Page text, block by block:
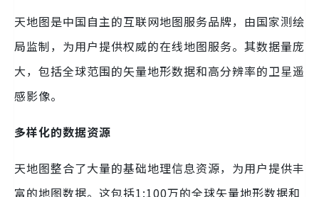
天地图是中国自主的互联网地图服务品牌，由国家测绘
局监制，为用户提供权威的在线地图服务。其数据量庞
大，包括全球范围的矢量地形数据和高分辨率的卫星遥
感影像。
多样化的数据资源
天地图整合了大量的基础地理信息资源，为用户提供丰
富的地图数据。这包括1:100万的全球矢量地形数据和